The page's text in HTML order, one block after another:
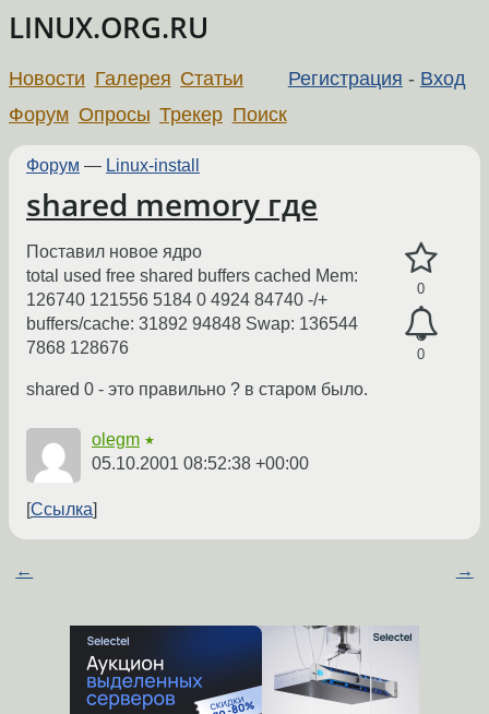
LINUX.ORG.RU
Регистрация - Вход
Новости Галерея Статьи
Форум Опросы Трекер Поиск
Форум — Linux-install
shared memory где
0
0
Поставил новое ядро
total used free shared buffers cached Mem:
126740 121556 5184 0 4924 84740 -/+
buffers/cache: 31892 94848 Swap: 136544
7868 128676
shared 0 - это правильно ? в старом было.
olegm ★
05.10.2001 08:52:38 +00:00
Ссылка
← →